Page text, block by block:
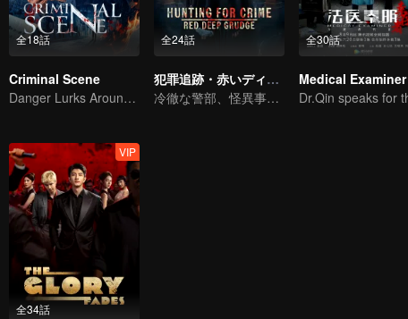
全18話
Criminal Scene
Danger Lurks Around You
全24話
犯罪追跡・赤いディープグレッジ
冷徹な警部、怪異事件を追う
全30話
全34話
VIP